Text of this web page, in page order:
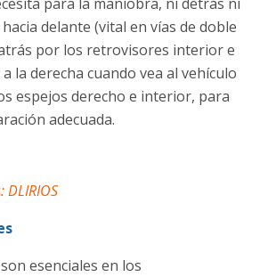
delante (vital en vías de doble
por los retrovisores interior e
la derecha cuando vea al vehículo
espejos derecho e interior, para
adecuada.
DLIRIOS
esenciales en los